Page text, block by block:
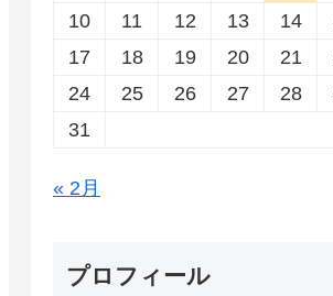
10
11 12 13 14
17
18 19 20 21
24
25 26 27 28
31
« 2月
プロフィール